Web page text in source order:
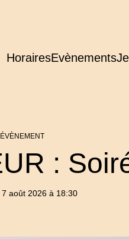
HorairesEvènements
ÉVÈNEMENT
:
août 2026 à 18:30